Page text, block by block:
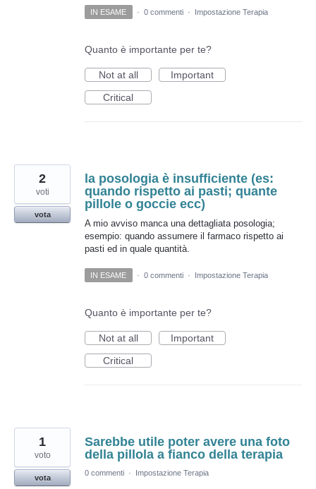
IN ESAME · 0 commenti · Impostazione Terapia
Quanto è importante per te?
Not at all
Important
Critical
la posologia è insufficiente (es:
quando rispetto ai pasti; quante
pillole o goccie ecc)
A mio avviso manca una dettagliata posologia;
esempio: quando assumere il farmaco rispetto ai
pasti ed in quale quantità.
2
voti
vota
IN ESAME · 0 commenti · Impostazione Terapia
Quanto è importante per te?
Not at all
Important
Critical
Sarebbe utile poter avere una foto
della pillola a fianco della terapia
1
voto
vota
0 commenti · Impostazione Terapia